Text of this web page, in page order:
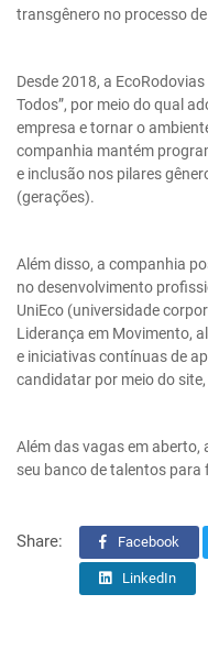
transgênero no processo
Desde 2018, a
Todos”, por meio do qual
empresa e tornar o
companhia mantém
e inclusão nos pilares
(gerações).
Além disso, a companhia
no desenvolvimento
UniEco (universidade
Liderança em Movimento,
e iniciativas contínuas de
candidatar por meio do site,
Além das vagas em aberto,
seu banco de talentos
Share: Facebook
LinkedIn